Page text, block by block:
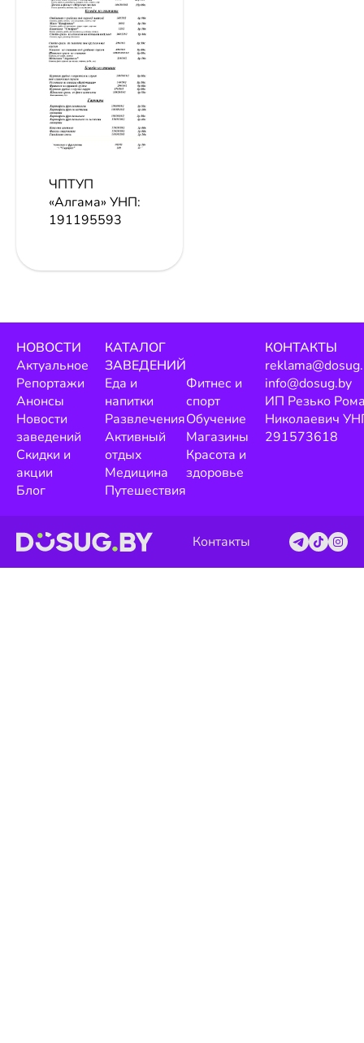
ЧПТУП
«Алгама» УНП:
191195593
НОВОСТИ
Актуальное
Репортажи
Анонсы
Новости
заведений
Скидки и
акции
Блог
КАТАЛОГ
ЗАВЕДЕНИЙ
Еда и
напитки
Развлечения
Активный
отдых
Медицина
Путешествия
Фитнес и
спорт
Обучение
Магазины
Красота и
здоровье
КОНТАКТЫ
info@dosug.by
ИП Резько
Николаевич
291573618
Контакты